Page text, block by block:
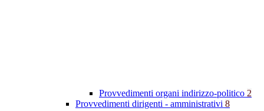
Provvedimenti organi indirizzo-politico 2
Provvedimenti dirigenti - amministrativi 8